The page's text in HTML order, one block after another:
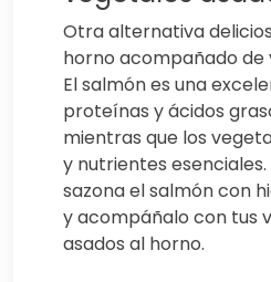
Otra alternativa
horno acompañado de
El salmón es una
proteínas y ácidos
mientras que los
y nutrientes
sazona el salmón con
y acompáñalo con tus
asados al horno.